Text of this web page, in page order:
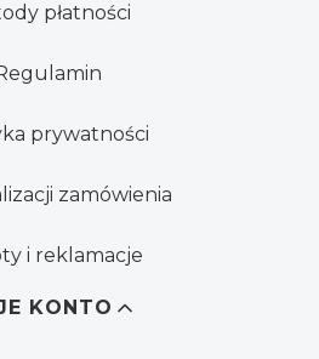
płatności
prywatności
zamówienia
i reklamacje
KONTO